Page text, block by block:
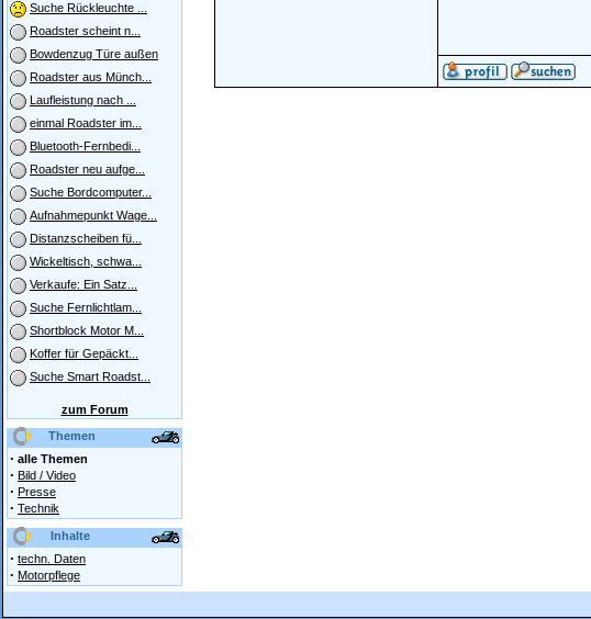
Suche Rückleuchte ...
Roadster scheint n...
Bowdenzug Türe außen
Roadster aus Münch...
Laufleistung nach ...
einmal Roadster im...
Bluetooth-Fernbedi...
Roadster neu aufge...
Suche Bordcomputer...
Aufnahmepunkt Wage...
Distanzscheiben fü...
Wickeltisch, schwa...
Verkaufe: Ein Satz...
Suche Fernlichtlam...
Shortblock Motor M...
Koffer für Gepäckt...
Suche Smart Roadst...
zum Forum
Themen
· alle Themen
· Bild / Video
· Presse
· Technik
Inhalte
· techn. Daten
· Motorpflege